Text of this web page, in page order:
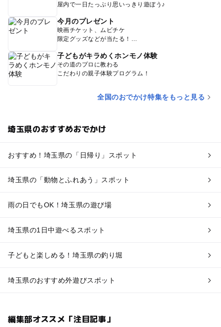
屋内で一日たっぷり思いっきり遊ぼう♪
今月のプレゼント
映画チケット、ムビチケ
限定グッズなどが当たる！
子どもがキラめくホンモノ体験
その道のプロに教わる
こだわりの親子体験プログラム！
全国のおでかけ特集をもっと見る
埼玉県のおすすめおでかけ
おすすめ！埼玉県の「日帰り」スポット
埼玉県の「動物とふれあう」スポット
雨の日でもOK！埼玉県の遊び場
埼玉県の1日中遊べるスポット
子どもと楽しめる！埼玉県の釣り堀
埼玉県のおすすめ外遊びスポット
編集部オススメ「注目記事」